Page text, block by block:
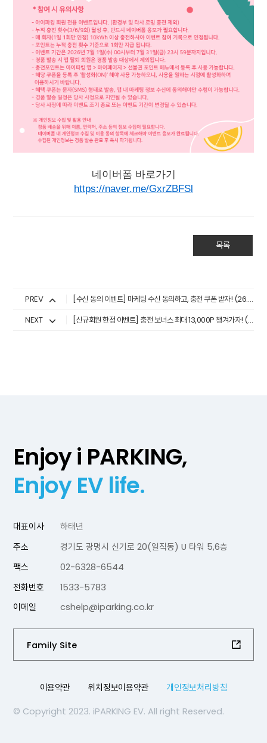
네이버폼 바로가기
https://naver.me/GxrZBFSl
목록
PREV
[수신 동의 이벤트] 마케팅 수신 동의하고, 충전 쿠폰 받자! (26.7.1.~7.31.)
NEXT
[신규회원 한정 이벤트] 충전 보너스 최대 13,000P 챙겨가자! (26.7.1.~7.31.)
Enjoy i PARKING,
Enjoy EV life.
대표이사
하태년
주소
경기도 광명시 신기로 20(일직동) U 타워 5,6층
팩스
02-6328-6544
전화번호
1533-5783
이메일
cshelp@iparking.co.kr
Family Site
© Copyright 2023. iPARKING EV. All right Reserved.
이용약관 위치정보이용약관 개인정보처리방침